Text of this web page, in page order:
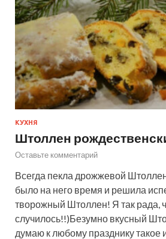
КУХНЯ
Штоллен
Оставьте комментарий
Всегда пекла дрожжевой
было на него время и решила
творожный Штоллен! Я так рада,
случилось!!)Безумно вкусный
думаю к любому празднику такое